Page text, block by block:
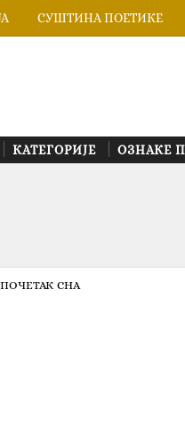
СУШТИНА ПОЕТИКЕ
КАТЕГОРИЈЕ ОЗНАКЕ
СНА